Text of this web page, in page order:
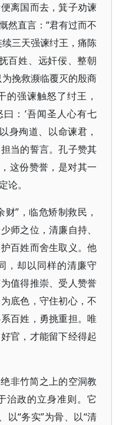
离国而去，箕子劝谏
然直言：“君有过而不
三天强谏纣王，痛陈
百姓、远奸佞、整朝
挽救濒临覆灭的殷商
强谏触怒了纣王，
曰：‘吾闻圣人心有七
身殉道、以命谏君，
当的誓言。孔子赞其
这份赞誉，是对其一
论。
”，临危矫制救民，
师之位，清廉自持、
百姓而舍生取义。他
，却以同样的清廉守
值得推崇、受人赞誉
底色，守住初心，不
百姓，勇挑重担。唯
官，才能留下经得起
非竹简之上的空洞教
治政的立身准则。它
以“务实”为骨、以“清